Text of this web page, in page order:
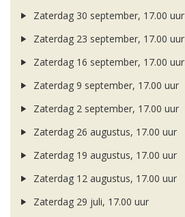
Zaterdag 30 september, 17.00 uur
Zaterdag 23 september, 17.00 uur
Zaterdag 16 september, 17.00 uur
Zaterdag 9 september, 17.00 uur
Zaterdag 2 september, 17.00 uur
Zaterdag 26 augustus, 17.00 uur
Zaterdag 19 augustus, 17.00 uur
Zaterdag 12 augustus, 17.00 uur
Zaterdag 29 juli, 17.00 uur